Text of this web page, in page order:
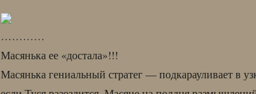
…………
Масянька ее «достала»!!!
Масянька гениальный стратег — подкарауливает в